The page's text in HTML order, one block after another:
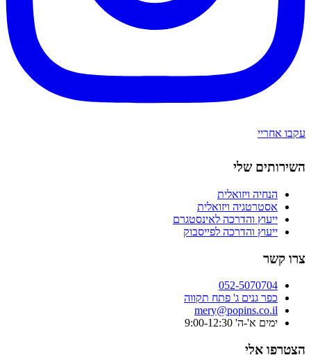
עקבו אחריי
השירותים שלי
הנחיה ויזואלית
אסטרטגיה ויזואלית
ייעוץ והדרכה לאינסטגרם
ייעוץ והדרכה לפייסבוק
צרו קשר
052-5070704
כפר גנים ג' פתח תקווה
mery@popins.co.il
ימים א'-ה' 9:00-12:30
הצטרפו אלי